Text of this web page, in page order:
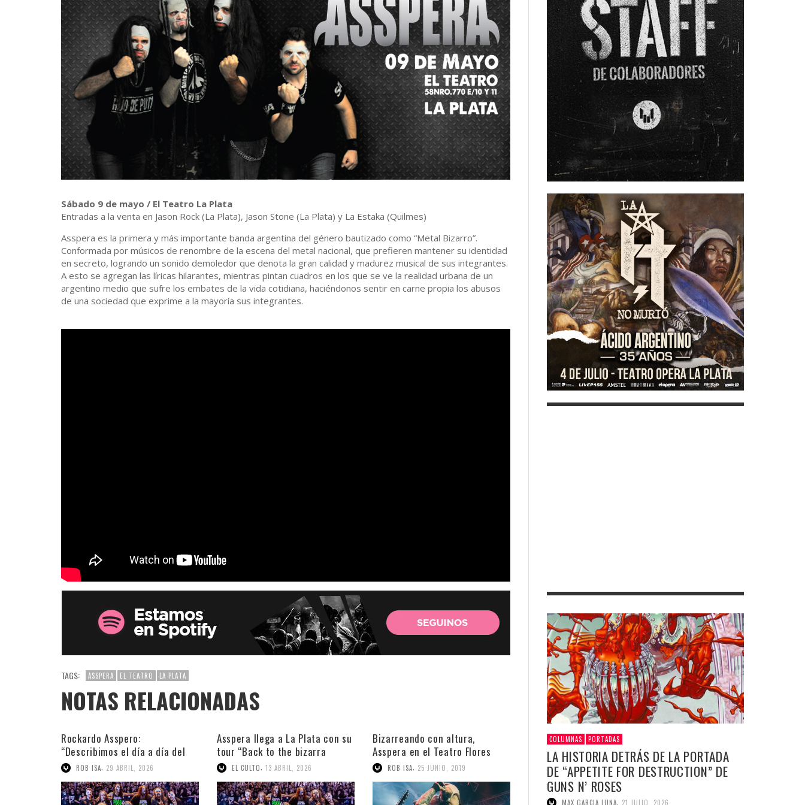
Sábado 9 de mayo / El Teatro La Plata
Entradas a la venta en Jason Rock (La Plata), Jason Stone (La Plata) y La Estaka (Quilmes)
Asspera es la primera y más importante banda argentina del género bautizado como “Metal Bizarro”.
Conformada por músicos de renombre de la escena del metal nacional, que prefieren mantener su identidad
en secreto, logrando un sonido demoledor que denota la gran calidad y madurez musical de sus integrantes.
A esto se agregan las líricas hilarantes, mientras pintan cuadros en los que se ve la realidad urbana de un
argentino medio que sufre los embates de la vida cotidiana, haciéndonos sentir en carne propia los abusos
de una sociedad que exprime a la mayoría sus integrantes.
TAGS: ASSPERA EL TEATRO LA PLATA
NOTAS RELACIONADAS
Rockardo Asspero:
“Describimos el día a día del
laburante”
ROB ISA 29 ABRIL, 2026
Asspera llega a La Plata con su
tour “Back to the bizarra
actitud”
EL CULTO 13 ABRIL, 2026
Bizarreando con altura,
Asspera en el Teatro Flores
ROB ISA 25 JUNIO, 2019
COLUMNAS PORTADAS
LA HISTORIA DETRÁS DE LA PORTADA
DE “APPETITE FOR DESTRUCTION” DE
GUNS N’ ROSES
MAX GARCIA LUNA, 21 JULIO, 2026